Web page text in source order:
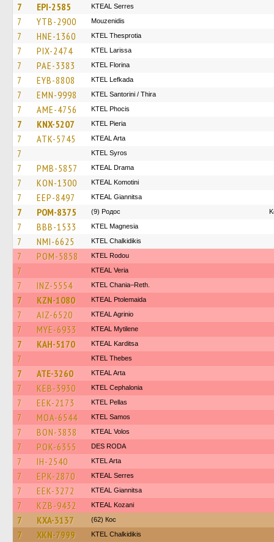
7 EPI-2585 KTEAL Serres
7 YTB-2900 Mouzenidis
7 HNE-1360 KTEL Thesprotia
7 PIX-2474 KTEL Larissa
7 PAE-3383 KTEL Florina
7 EYB-8808 KTEL Lefkada
7 EMN-9998 KTEL Santorini / Thira
7 AME-4756 ΚΤΕL Phocis
7 KNX-5207 KTEL Pieria
7 ATK-5745 KTEAL Arta
7 KTEL Syros
7 PMB-5857 KTEAL Drama
7 KON-1300 KTEAL Komotini
7 EEP-8497 KTEAL Giannitsa
7 POM-8375 (9) Родос
7 BBB-1533 ΚΤΕL Magnesia
7 NMI-6625 ΚΤΕL Chalkidikis
7 POM-5858 ΚΤΕL Rodou
7 KTEAL Veria
7 INZ-5554 KTEL Chania–Reth.
7 KZN-1080 KTEAL Ptolemaida
7 AIZ-6520 KTEAL Agrinio
7 MYE-6933 KTEAL Mytilene
7 KAH-5170 KTEAL Karditsa
7 KTEL Thebes
7 ATE-3260 KTEAL Arta
7 KEB-3930 KTEL Cephalonia
7 EEK-2173 KTEL Pellas
7 MOA-6544 KTEL Samos
7 BON-3838 KTEAL Volos
7 POK-6355 DES RODA
7 IH-2540 KTEL Arta
7 EPK-2870 KTEAL Serres
7 EEK-3272 KTEAL Giannitsa
7 KZB-9432 KTEAL Kozani
7 KXA-3137 (62) Кос
7 XKN-7999 ΚΤΕL Chalkidikis